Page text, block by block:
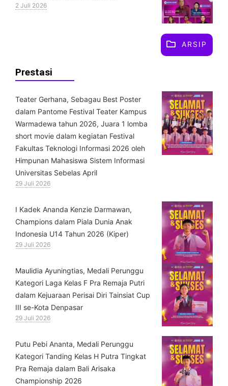
2 Juli 2026
ARSIP
Prestasi
Teater Gerhana, Sebagau Best Poster
dalam Pantome Festival Teater Kampus
Warmadewa tahun 2026, Juara 1 lomba
short movie dalam kegiatan Festival
Fakultas Teknologi Informasi 2026 oleh
Himpunan Mahasiswa Sistem Informasi
Universitas Sebelas April
29 Juli 2026
⁠I Kadek Ananda Kenzie Darmawan,
Champions dalam Piala Dunia Anak
Indonesia U14 Tahun 2026 (Kiper)
29 Juli 2026
⁠Maulidia Ayuningtias, Medali Perunggu
Kategori Laga Kelas F Pra Remaja Putri
dalam Kejuaraan Perisai Diri Tainsiat Cup
III se-Kota Denpasar
29 Juli 2026
Putu Pebi Ananta, Medali Perunggu
Kategori Tanding Kelas H Putra Tingkat
Pra Remaja dalam Bali Arisaka
Championship 2026